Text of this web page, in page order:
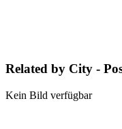
Related by City -
Kein Bild verfügbar